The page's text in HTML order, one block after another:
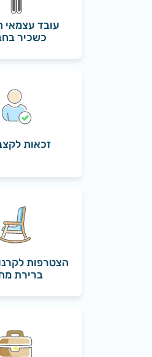
עובד עצמאי
כשכיר
זכאות
הצטרפות
ברירת